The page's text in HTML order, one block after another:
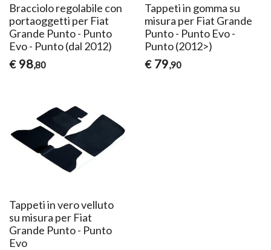
Bracciolo regolabile con
portaoggetti per Fiat
Grande Punto - Punto
Evo - Punto (dal 2012)
€ 98,80
Tappeti in gomma su
misura per Fiat Grande
Punto - Punto Evo -
Punto (2012>)
€ 79,90
Tappeti in vero velluto
su misura per Fiat
Grande Punto - Punto
Evo